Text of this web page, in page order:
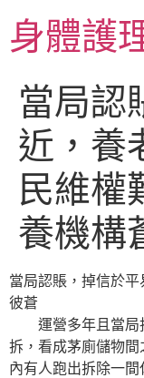
主身體護
當局認
近，養
民維權
養機構
當局認賬，掉信於
彼蒼
運營多年且當局
拆，看成茅廁儲物
內有人跑出拆除一